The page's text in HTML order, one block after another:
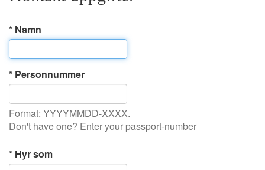
* Namn
* Personnummer
Format: YYYYMMDD-XXXX.
Don't have one? Enter your passport-number
* Hyr som